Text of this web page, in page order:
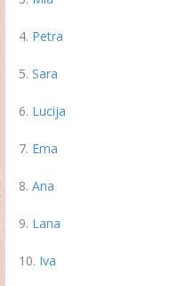
Petra
Sara
Lucija
Ema
Ana
Lana
Iva